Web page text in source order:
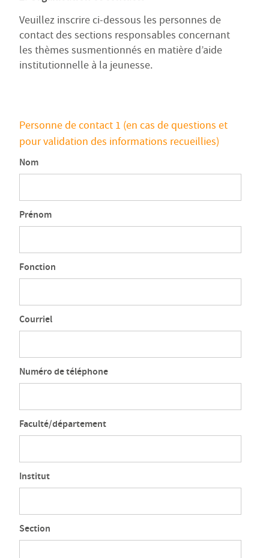
Veuillez inscrire ci-dessous les personnes de
contact des sections responsables concernant
les thèmes susmentionnés en matière d’aide
institutionnelle à la jeunesse.
Personne de contact 1 (en cas de questions et
pour validation des informations recueillies)
Nom
Prénom
Fonction
Courriel
Numéro de téléphone
Faculté/département
Institut
Section